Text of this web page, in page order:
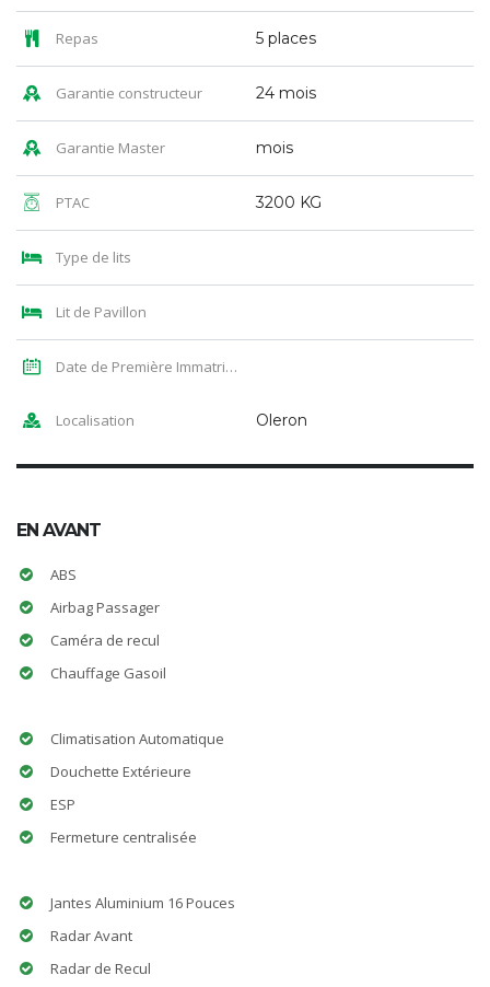
Repas 5 places
Garantie constructeur 24 mois
Garantie Master mois
PTAC 3200 KG
Type de lits
Lit de Pavillon
Date de Première Immatriculation
Localisation Oleron
EN AVANT
ABS
Airbag Passager
Caméra de recul
Chauffage Gasoil
Climatisation Automatique
Douchette Extérieure
ESP
Fermeture centralisée
Jantes Aluminium 16 Pouces
Radar Avant
Radar de Recul